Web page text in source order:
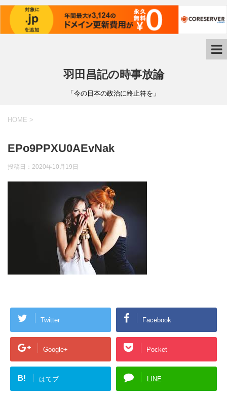
羽田昌記の時事放論
「今の日本の政治に終止符を」
HOME >
EPo9PPXU0AEvNak
投稿日： 2020年10月19日
Twitter Facebook
Google+ Pocket
B! はてブ LINE